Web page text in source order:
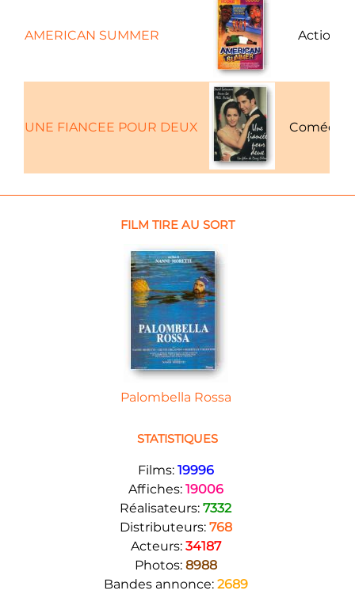
AMERICAN SUMMER Action
UNE FIANCEE POUR DEUX Comédie
FILM TIRE AU SORT
Palombella Rossa
STATISTIQUES
Films: 19996
Affiches: 19006
Réalisateurs: 7332
Distributeurs: 768
Acteurs: 34187
Photos: 8988
Bandes annonce: 2689